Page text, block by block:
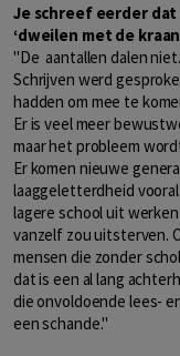
Je schreef eerder
‘dweilen met de
"De aantallen dalen
Schrijven werd
hadden om mee te
Er is veel meer
maar het probleem
Er komen nieuwe
laaggeletterdheid
lagere school uit
vanzelf zou uitsterven.
mensen die zonder
dat is een al lang
die onvoldoende lees-
een schande."